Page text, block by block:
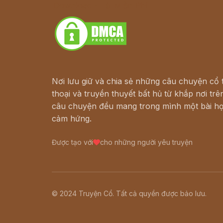
Nơi lưu giữ và chia sẻ những câu chuyện cổ
thoại và truyền thuyết bất hủ từ khắp nơi
câu chuyện đều mang trong mình một bài
cảm hứng.
Được tạo với cho những người yêu truyện
© 2024 Truyện Cổ. Tất cả quyền được bảo lưu.